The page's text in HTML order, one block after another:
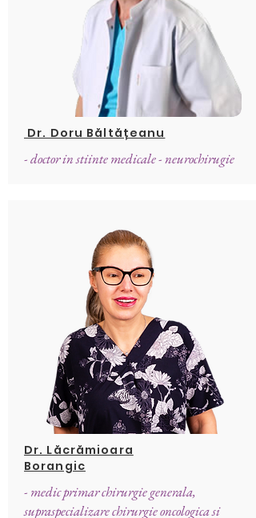
Dr. Doru Băltățeanu
- doctor in stiinte medicale - neurochirugie
Dr. Lăcrămioara
Borangic
- medic primar chirurgie generala,
supraspecializare chirurgie oncologica si